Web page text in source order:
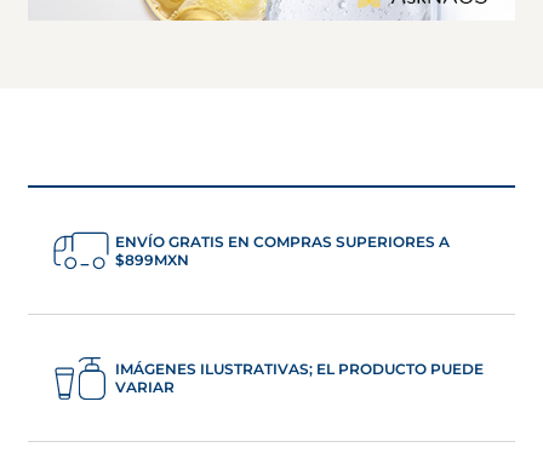
ENVÍO GRATIS EN COMPRAS SUPERIORES A
$899MXN
IMÁGENES ILUSTRATIVAS; EL PRODUCTO PUEDE
VARIAR